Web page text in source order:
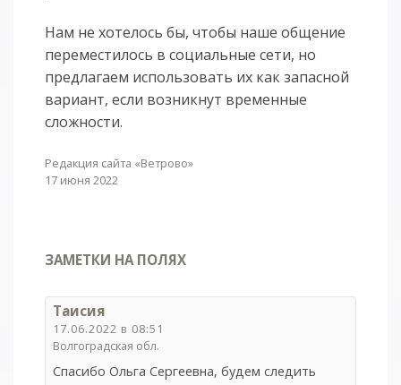
Нам не хотелось бы, чтобы наше общение
переместилось в социальные сети, но
предлагаем использовать их как запасной
вариант, если возникнут временные
сложности.
Редакция сайта «Ветрово»
17 июня 2022
ЗАМЕТКИ НА ПОЛЯХ
Таисия
17.06.2022 в 08:51
Волгоградская обл.
Спасибо Ольга Сергеевна, будем следить